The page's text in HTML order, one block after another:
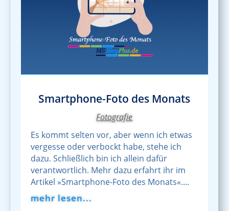
Smartphone-Foto des Monats
Fotografie
Es kommt selten vor, aber wenn ich etwas
vergesse oder verbockt habe, stehe ich
dazu. Schließlich bin ich allein dafür
verantwortlich. Mehr dazu erfahrt ihr im
Artikel »Smartphone-Foto des Monats«....
mehr lesen...